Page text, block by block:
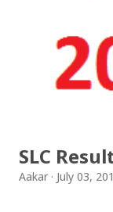
हौँ । तपाई यदि
हटाउनुपर्ने भए
हार्दिक मंगलमय
SLC
Aakar July 03,